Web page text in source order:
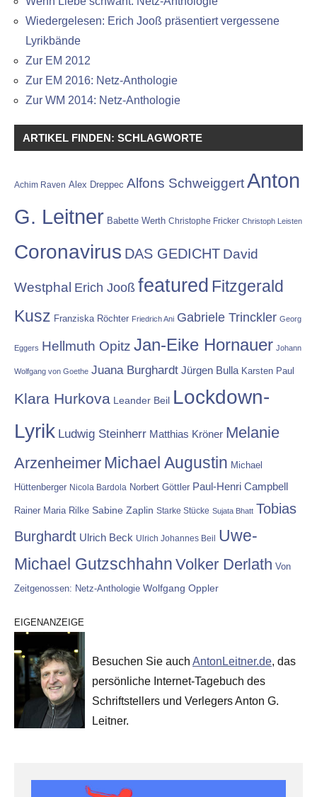
Wiedergelesen: Erich Jooß präsentiert vergessene
Lyrikbände
Zur EM 2012
Zur EM 2016: Netz-Anthologie
Zur WM 2014: Netz-Anthologie
ARTIKEL FINDEN: SCHLAGWORTE
Achim Raven Alex Dreppec Alfons SchweiggertAnton
G. Leitner Babette Werth Christophe Fricker Christoph Leisten
Coronavirus DAS GEDICHT David
Westphal Erich Jooß featured Fitzgerald
Kusz Franziska Röchter Friedrich Ani Gabriele Trinckler Georg
Eggers Hellmuth Opitz Jan-Eike Hornauer Johann
Wolfgang von Goethe Juana Burghardt Jürgen Bulla Karsten Paul
Klara Hurkova Leander Beil Lockdown-
Lyrik Ludwig Steinherr Matthias Kröner Melanie
Arzenheimer Michael Augustin Michael
Hüttenberger Nicola Bardola Norbert Göttler Paul-Henri Campbell
Rainer Maria Rilke Sabine Zaplin Starke Stücke Sujata Bhatt Tobias
Burghardt Ulrich Beck Ulrich Johannes Beil Uwe-
Michael Gutzschhahn Volker Derlath Von
Zeitgenossen: Netz-Anthologie Wolfgang Oppler
EIGENANZEIGE
Besuchen Sie auch AntonLeitner.de, das
persönliche Internet-Tagebuch des
Schriftstellers und Verlegers Anton G.
Leitner.